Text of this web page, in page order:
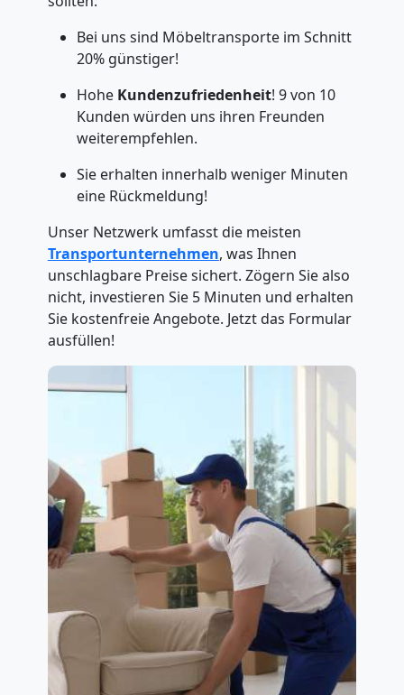
Bei uns sind Möbeltransporte im Schnitt
20% günstiger!
Hohe Kundenzufriedenheit! 9 von 10
Kunden würden uns ihren Freunden
weiterempfehlen.
Sie erhalten innerhalb weniger Minuten
eine Rückmeldung!
Unser Netzwerk umfasst die meisten
Transportunternehmen, was Ihnen
unschlagbare Preise sichert. Zögern Sie also
nicht, investieren Sie 5 Minuten und erhalten
Sie kostenfreie Angebote. Jetzt das Formular
ausfüllen!